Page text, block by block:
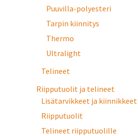
Puuvilla-polyesteri
Tarpin kiinnitys
Thermo
Ultralight
Telineet
Riipputuolit ja telineet
Lisätarvikkeet ja kiinnikkeet
Riipputuolit
Telineet riipputuolille